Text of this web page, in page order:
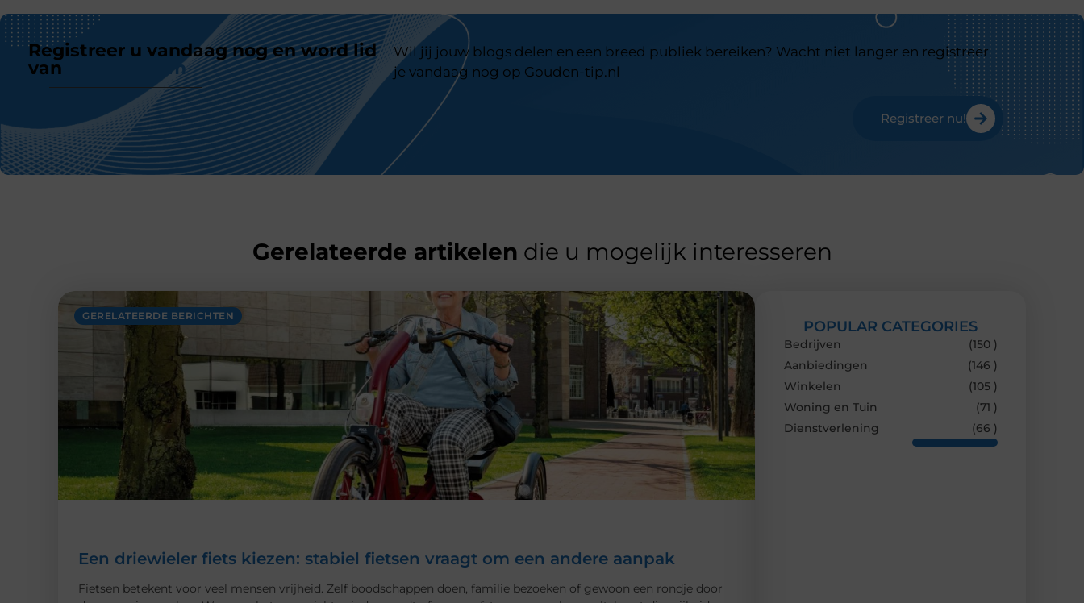
Registreer u vandaag nog en word lid
van
ons platform
Wil jij jouw blogs delen en een breed publiek bereiken? Wacht niet langer en registreer
je vandaag nog op Gouden-tip.nl
Registreer nu!
Gerelateerde artikelen die u mogelijk interesseren
GERELATEERDE BERICHTEN
Een driewieler fiets kiezen: stabiel fietsen vraagt om een andere aanpak
Fietsen betekent voor veel mensen vrijheid. Zelf boodschappen doen, familie bezoeken of gewoon een rondje door
POPULAR CATEGORIES
Bedrijven
(150 )
Aanbiedingen
(146 )
Winkelen
(105 )
Woning en Tuin
(71 )
Dienstverlening
(66 )